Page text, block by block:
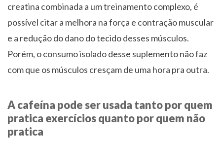
creatina combinada a um treinamento complexo, é
possível citar a melhora na força e contração muscular
e a redução do dano do tecido desses músculos.
Porém, o consumo isolado desse suplemento não faz
com que os músculos cresçam de uma hora pra outra.
A cafeína pode ser usada tanto por quem
pratica exercícios quanto por quem não
pratica